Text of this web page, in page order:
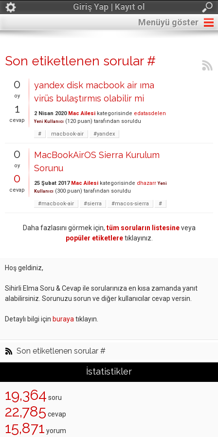
Giriş Yap | Kayıt ol
Menüyü göster
Son etiketlenen sorular #
0
oy
1
cevap
yandex disk macbook air ıma
virüs bulaştırmıs olabilir mi
2 Nisan 2020 Mac Ailesi kategorisinde edatasdelen
Yeni Kullanıcı (120 puan) tarafından soruldu
#
macbook-air #yandex
0
oy
0
cevap
MacBookAirOS Sierra Kurulum
Sorunu
25 Şubat 2017 Mac Ailesi kategorisinde dhazarr Yeni
Kullanıcı (300 puan) tarafından soruldu
#macbook-air
#sierra #macos-sierra #
Daha fazlasını görmek için, tüm soruların listesineveya
popüler etiketleretıklayınız.
Hoş geldiniz,
Sihirli Elma Soru & Cevap ile sorularınıza en kısa zamanda yanıt
alabilirsiniz. Sorunuzu sorun ve diğer kullanıcılar cevap versin.
Detaylı bilgi için buraya tıklayın.
Son etiketlenen sorular #
İstatistikler
19,364 soru
22,785 cevap
15,871 yorum